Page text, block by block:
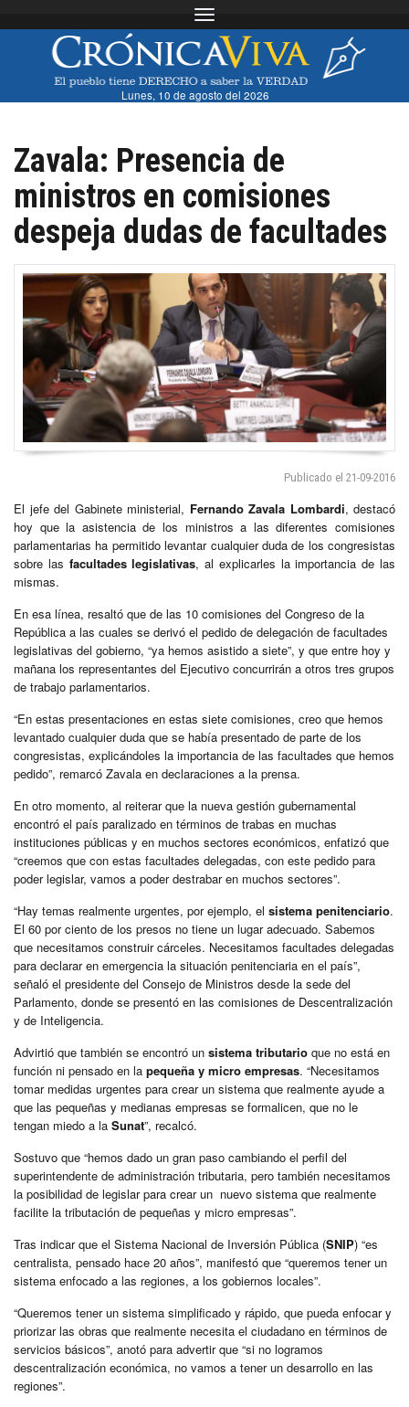
Toggle navigation
Lunes, 10 de agosto del 2026
Zavala: Presencia de
ministros en comisiones
despeja dudas de facultades
Publicado el 21-09-2016
El jefe del Gabinete ministerial, Fernando Zavala Lombardi, destacó
hoy que la asistencia de los ministros a las diferentes comisiones
parlamentarias ha permitido levantar cualquier duda de los congresistas
sobre las facultades legislativas, al explicarles la importancia de las
mismas.
En esa línea, resaltó que de las 10 comisiones del Congreso de la
República a las cuales se derivó el pedido de delegación de facultades
legislativas del gobierno, “ya hemos asistido a siete”, y que entre hoy y
mañana los representantes del Ejecutivo concurrirán a otros tres grupos
de trabajo parlamentarios.
“En estas presentaciones en estas siete comisiones, creo que hemos
levantado cualquier duda que se había presentado de parte de los
congresistas, explicándoles la importancia de las facultades que hemos
pedido”, remarcó Zavala en declaraciones a la prensa.
En otro momento, al reiterar que la nueva gestión gubernamental
encontró el país paralizado en términos de trabas en muchas
instituciones públicas y en muchos sectores económicos, enfatizó que
“creemos que con estas facultades delegadas, con este pedido para
poder legislar, vamos a poder destrabar en muchos sectores”.
“Hay temas realmente urgentes, por ejemplo, el sistema penitenciario.
El 60 por ciento de los presos no tiene un lugar adecuado. Sabemos
que necesitamos construir cárceles. Necesitamos facultades delegadas
para declarar en emergencia la situación penitenciaria en el país”,
señaló el presidente del Consejo de Ministros desde la sede del
Parlamento, donde se presentó en las comisiones de Descentralización
y de Inteligencia.
Advirtió que también se encontró un sistema tributario que no está en
función ni pensado en la pequeña y micro empresas. “Necesitamos
tomar medidas urgentes para crear un sistema que realmente ayude a
que las pequeñas y medianas empresas se formalicen, que no le
tengan miedo a la Sunat”, recalcó.
Sostuvo que “hemos dado un gran paso cambiando el perfil del
superintendente de administración tributaria, pero también necesitamos
la posibilidad de legislar para crear un nuevo sistema que realmente
facilite la tributación de pequeñas y micro empresas”.
Tras indicar que el Sistema Nacional de Inversión Pública (SNIP) “es
centralista, pensado hace 20 años”, manifestó que “queremos tener un
sistema enfocado a las regiones, a los gobiernos locales”.
“Queremos tener un sistema simplificado y rápido, que pueda enfocar y
priorizar las obras que realmente necesita el ciudadano en términos de
servicios básicos”, anotó para advertir que “si no logramos
descentralización económica, no vamos a tener un desarrollo en las
regiones”.